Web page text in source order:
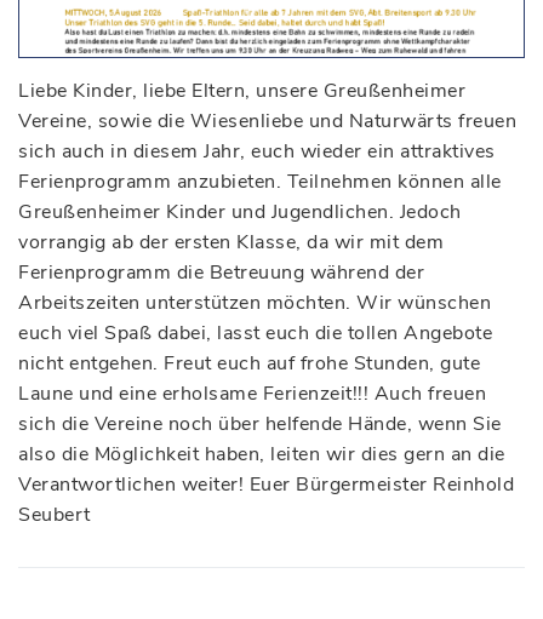
Liebe Kinder, liebe Eltern, unsere Greußenheimer
Vereine, sowie die Wiesenliebe und Naturwärts freuen
sich auch in diesem Jahr, euch wieder ein attraktives
Ferienprogramm anzubieten. Teilnehmen können alle
Greußenheimer Kinder und Jugendlichen. Jedoch
vorrangig ab der ersten Klasse, da wir mit dem
Ferienprogramm die Betreuung während der
Arbeitszeiten unterstützen möchten. Wir wünschen
euch viel Spaß dabei, lasst euch die tollen Angebote
nicht entgehen. Freut euch auf frohe Stunden, gute
Laune und eine erholsame Ferienzeit!!! Auch freuen
sich die Vereine noch über helfende Hände, wenn Sie
also die Möglichkeit haben, leiten wir dies gern an die
Verantwortlichen weiter! Euer Bürgermeister Reinhold
Seubert